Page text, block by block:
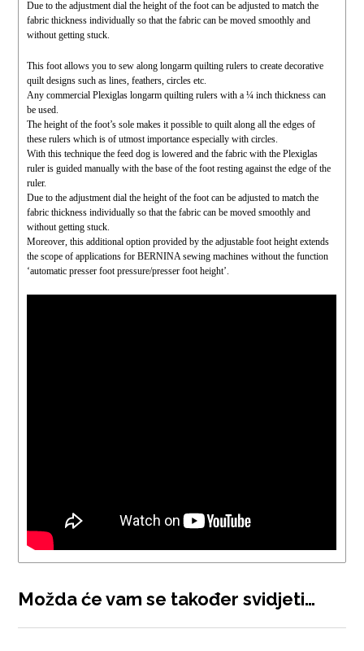
Due to the adjustment dial the height of the foot can be adjusted to match the
fabric thickness individually so that the fabric can be moved smoothly and
without getting stuck.
This foot allows you to sew along longarm quilting rulers to create decorative
quilt designs such as lines, feathers, circles etc.
Any commercial Plexiglas longarm quilting rulers with a ¼ inch thickness can
be used.
The height of the foot’s sole makes it possible to quilt along all the edges of
these rulers which is of utmost importance especially with circles.
With this technique the feed dog is lowered and the fabric with the Plexiglas
ruler is guided manually with the base of the foot resting against the edge of the
ruler.
Due to the adjustment dial the height of the foot can be adjusted to match the
fabric thickness individually so that the fabric can be moved smoothly and
without getting stuck.
Moreover, this additional option provided by the adjustable foot height extends
the scope of applications for BERNINA sewing machines without the function
‘automatic presser foot pressure/presser foot height’.
Možda će vam se također svidjeti…